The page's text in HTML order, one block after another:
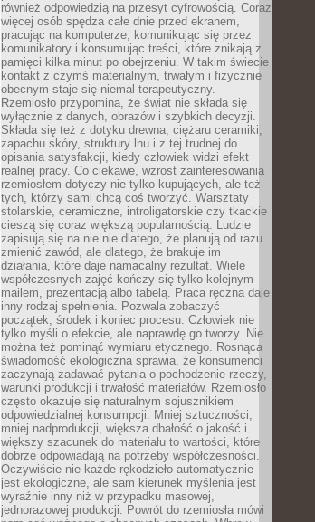
również odpowiedzią na przesyt cyfrowością. Coraz
więcej osób spędza całe dnie przed ekranem,
pracując na komputerze, komunikując się przez
komunikatory i konsumując treści, które znikają z
pamięci kilka minut po obejrzeniu. W takim świecie
kontakt z czymś materialnym, trwałym i fizycznie
obecnym staje się niemal terapeutyczny.
Rzemiosło przypomina, że świat nie składa się
wyłącznie z danych, obrazów i szybkich decyzji.
Składa się też z dotyku drewna, ciężaru ceramiki,
zapachu skóry, struktury lnu i z tej trudnej do
opisania satysfakcji, kiedy człowiek widzi efekt
realnej pracy. Co ciekawe, wzrost zainteresowania
rzemiosłem dotyczy nie tylko kupujących, ale też
tych, którzy sami chcą coś tworzyć. Warsztaty
stolarskie, ceramiczne, introligatorskie czy tkackie
cieszą się coraz większą popularnością. Ludzie
zapisują się na nie nie dlatego, że planują od razu
zmienić zawód, ale dlatego, że brakuje im
działania, które daje namacalny rezultat. Wiele
współczesnych zajęć kończy się tylko kolejnym
mailem, prezentacją albo tabelą. Praca ręczna daje
inny rodzaj spełnienia. Pozwala zobaczyć
początek, środek i koniec procesu. Człowiek nie
tylko myśli o efekcie, ale naprawdę go tworzy. Nie
można też pominąć wymiaru etycznego. Rosnąca
świadomość ekologiczna sprawia, że konsumenci
zaczynają zadawać pytania o pochodzenie rzeczy,
warunki produkcji i trwałość materiałów. Rzemiosło
często okazuje się naturalnym sojusznikiem
odpowiedzialnej konsumpcji. Mniej sztuczności,
mniej nadprodukcji, większa dbałość o jakość i
większy szacunek do materiału to wartości, które
dobrze odpowiadają na potrzeby współczesności.
Oczywiście nie każde rękodzieło automatycznie
jest ekologiczne, ale sam kierunek myślenia jest
wyraźnie inny niż w przypadku masowej,
jednorazowej produkcji. Powrót do rzemiosła mówi